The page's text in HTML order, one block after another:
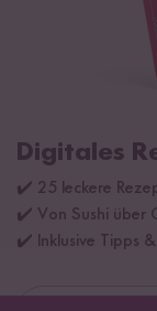
Digitales
✔️ 25 leckere
✔️ Von Sushi über
✔️ Inklusive Tipps